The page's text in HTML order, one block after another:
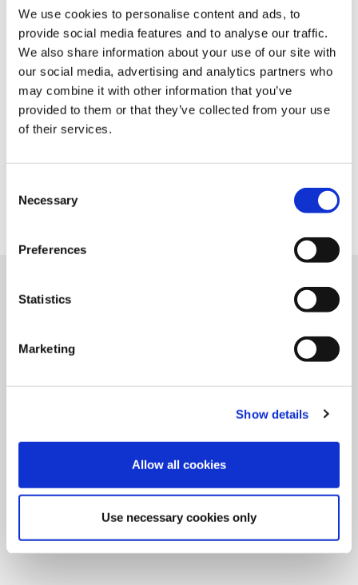
We use cookies to personalise content and ads, to
provide social media features and to analyse our traffic.
We also share information about your use of our site with
our social media, advertising and analytics partners who
may combine it with other information that you’ve
provided to them or that they’ve collected from your use
of their services.
Selection
Necessary
Preferences
Statistics
Marketing
Show details
Allow all cookies
Use necessary cookies only
Hotel
Per hotel con ristorazione interna
Food court e self-service
Specifiche principali
FUNZIONI
CAPACITÀ DI CARICO
Carico massimo: 40 kg
NAVIGAZIONE